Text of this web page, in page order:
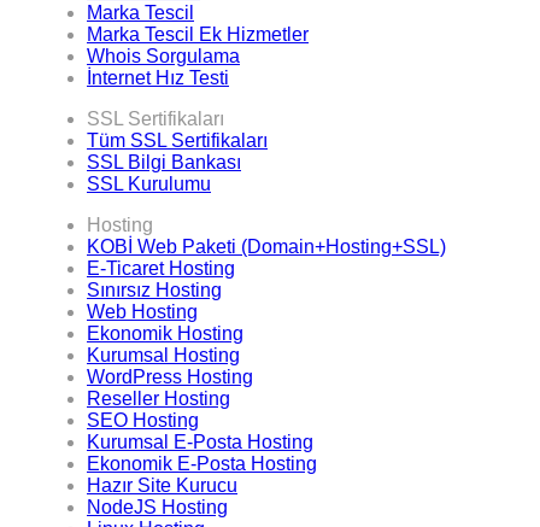
Marka Tescil
Marka Tescil Ek Hizmetler
Whois Sorgulama
İnternet Hız Testi
SSL Sertifikaları
Tüm SSL Sertifikaları
SSL Bilgi Bankası
SSL Kurulumu
Hosting
KOBİ Web Paketi (Domain+Hosting+SSL)
E-Ticaret Hosting
Sınırsız Hosting
Web Hosting
Ekonomik Hosting
Kurumsal Hosting
WordPress Hosting
Reseller Hosting
SEO Hosting
Kurumsal E-Posta Hosting
Ekonomik E-Posta Hosting
Hazır Site Kurucu
NodeJS Hosting